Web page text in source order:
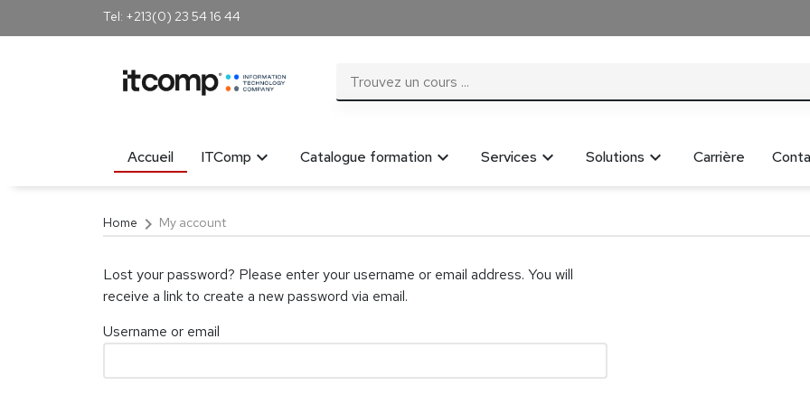
Accueil ITComp Catalogue formation Services Solutions Carrière
Home chevron_right My account
Lost your password? Please enter your username or email address. You will
receive a link to create a new password via email.
Username or email
Tel: +213(0) 23 54 16 44